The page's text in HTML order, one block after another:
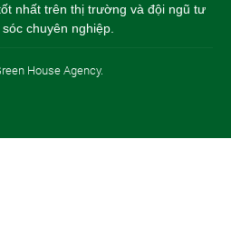
nhất trên thị trường và đội ngũ tư
chuyên nghiệp.
House Agency.